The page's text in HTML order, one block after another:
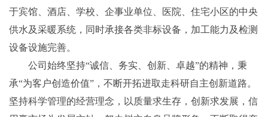
于宾馆、酒店、学校、企事业单位、医院、住宅小区的中央
供水及采暖系统，同时承接各类非标设备，加工能力及检测
设备设施完善。
公司始终坚持“诚信、务实、创新、卓越”的精神，秉
承“为客户创造价值”，不断开拓进取走科研自主创新道路。
坚持科学管理的经营理念，以质量求生存，创新求发展，信